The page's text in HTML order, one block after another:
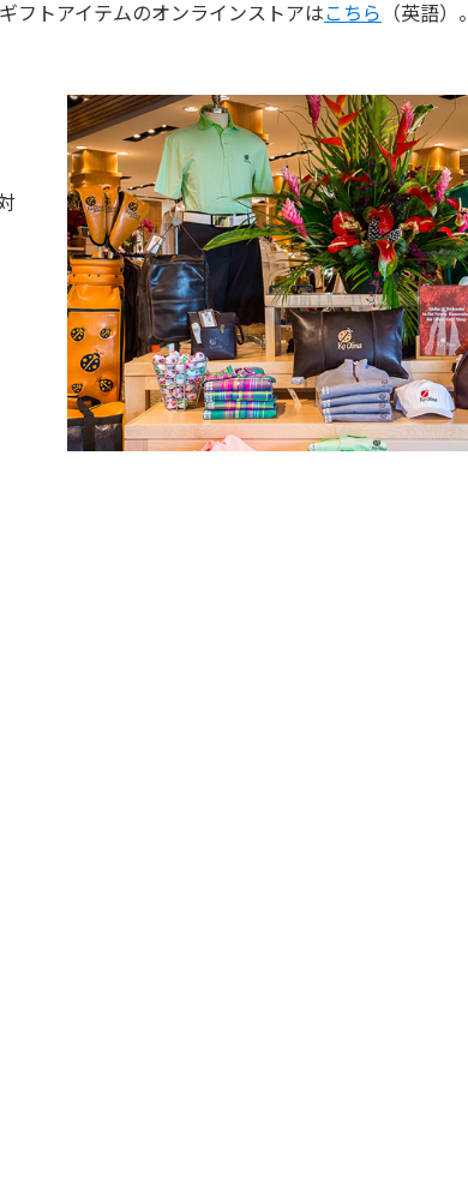
フトアイテムのオンラインストアはこちら （英語）。